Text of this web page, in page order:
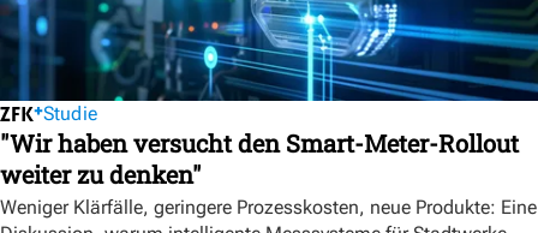
Studie
"Wir haben versucht den Smart-Meter-Rollout
weiter zu denken"
Weniger Klärfälle, geringere Prozesskosten, neue Produkte: Eine